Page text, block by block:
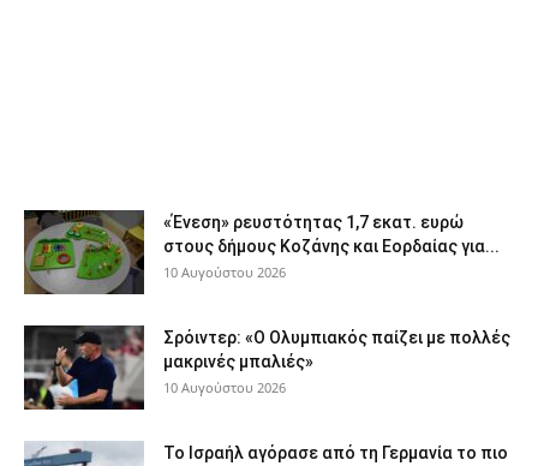
«Ένεση» ρευστότητας 1,7 εκατ. ευρώ
στους δήμους Κοζάνης και Εορδαίας για...
10 Αυγούστου 2026
Σρόιντερ: «Ο Ολυμπιακός παίζει με πολλές
μακρινές μπαλιές»
10 Αυγούστου 2026
Το Ισραήλ αγόρασε από τη Γερμανία το πιο